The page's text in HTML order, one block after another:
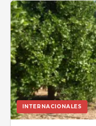
INTERNACIONALES